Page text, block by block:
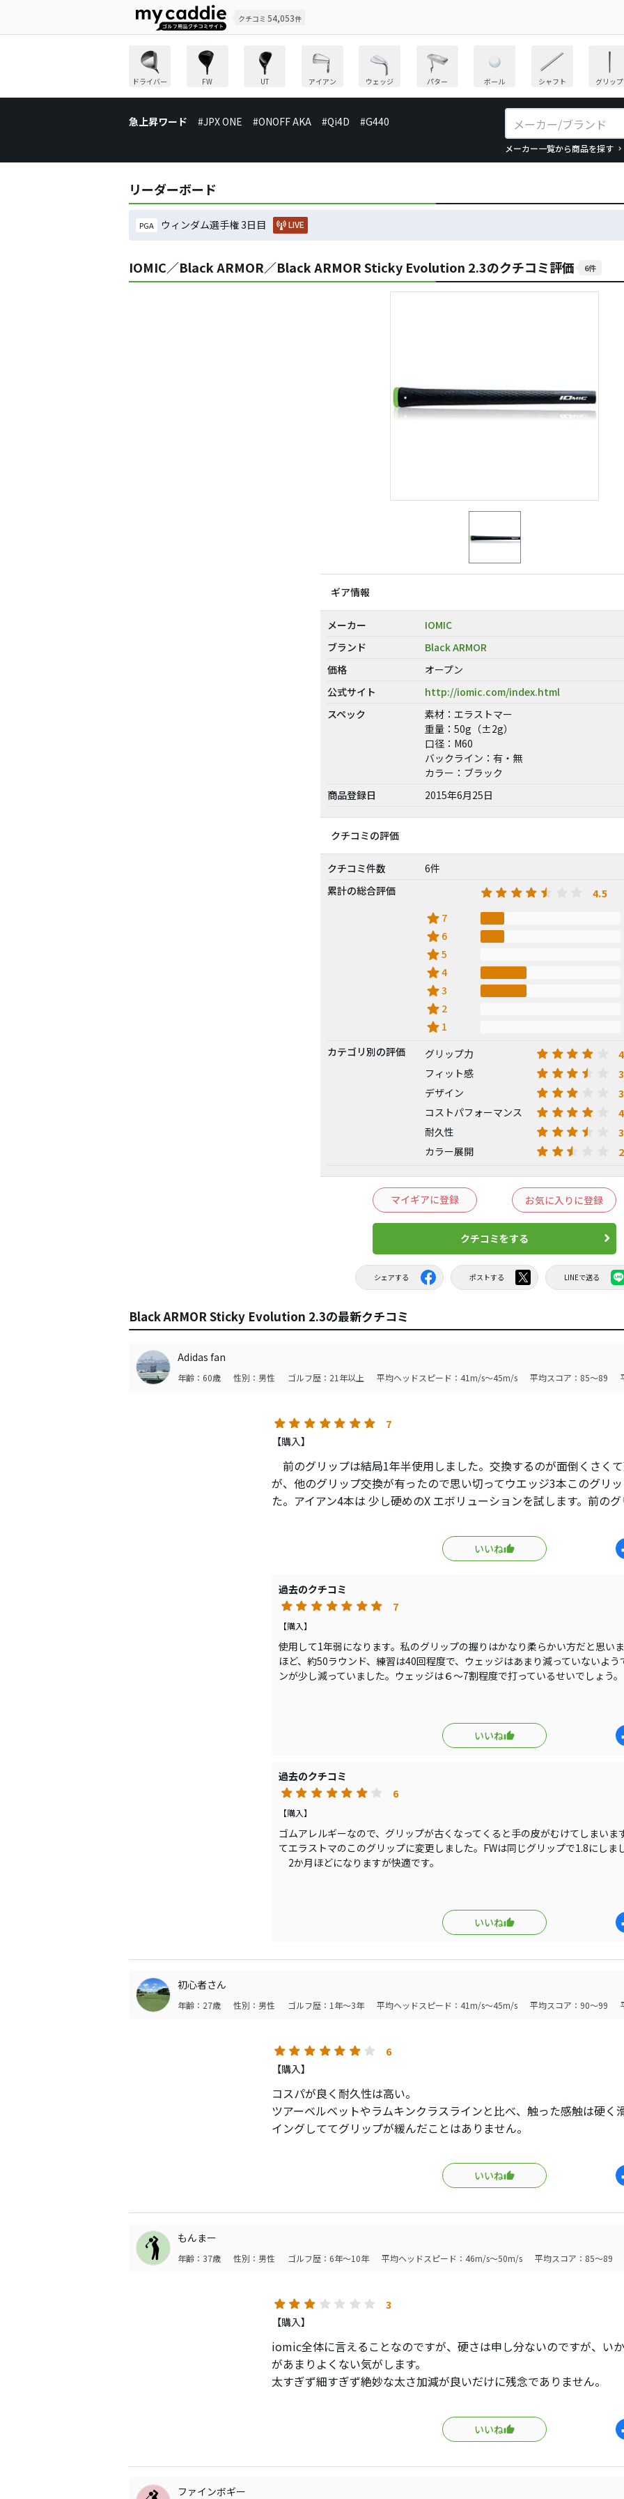
クチコミ 54,053件
ドライバー FW UT アイアン ウェッジ パター ボール シャフト グリップ
急上昇ワード #JPX ONE #ONOFF AKA #Qi4D #G440
メーカー一覧から商品を探す
リーダーボード
PGA ウィンダム選手権 3日目 LIVE
IOMIC／Black ARMOR／Black ARMOR Sticky Evolution 2.3のクチコミ評価 6件
ギア情報
メーカー
IOMIC
ブランド
Black ARMOR
価格
オープン
公式サイト
http://iomic.com/index.html
スペック
素材：エラストマー
重量：50g（±2g）
口径：M60
バックライン：有・無
カラー：ブラック
商品登録日
2015年6月25日
クチコミの評価
クチコミ件数
6件
累計の総合評価
4.5
star 7
star 6
star5
star4
star3
star 2
star 1
カテゴリ別の評価
グリップ力
フィット感
デザイン
コストパフォーマンス
耐久性
カラー展開
マイギアに登録 お気に入りに登録
クチコミをする
シェアする ポストする LINEで送る
Black ARMOR Sticky Evolution 2.3の最新クチコミ
Adidas fan
年齢：60歳 性別：男性 ゴルフ歴：21年以上 平均ヘッドスピード：41m/s～45m/s 平均スコア：85～89
7
【購入】
前のグリップは結局1年半使用しました。交換するのが面倒くさく
が、他のグリップ交換が有ったので思い切ってウエッジ3本このグリ
た。アイアン4本は 少し硬めのX エボリューションを試します。前の
ウンド以上＋月2回練習は使用したと思います。私のグリップがユル
持ってくれたと思います。耐久性満点です。その気になればもう半年
かもしれませんが、1年半も使っていると気持ち的に変えたくなりまし
雨の日でも信頼を持って握れます。
何よりもコストパフォーマンスが良くて、この値段ならこれからもア
でIOMICをずっと使い続けます。
ゴムアレルギーなので、これからもエラストマになりそうです。
いいね
過去のクチコミ
7
【購入】
使用して1年弱になります。私のグリップの握りはかなり柔らかい方だと思い
ほど、約50ラウンド、練習は40回程度で、ウェッジはあまり減っていないよう
ンが少し減っていました。ウェッジは６～7割程度で打っているせいでしょう。
どちらにしても年明けにはグリップ変更する予定です。ウェッジは同じこの
ンは少し硬めのX-evolutionにします。FWはSTM M-2にする予定です。毎年グ
値が上がっているのがきついですね。来年はトランプ政権になって円高に触れ
ます。1年に1度はグリップ替えたいですから。いいね
過去のクチコミ
6
【購入】
ゴムアレルギーなので、グリップが古くなってくると手の皮がむけてしまいま
てエラストマのこのグリップに変更しました。FWは同じグリップで1.8にしま
2か月ほどになりますが快適です。
エラストマは装着前には滑りそうな気がして心配になるのですが、実際に使
ありません。雨の日にも使用しましたがほぼ滑りませんでした。ただ、激しい
ないでSWでバンカー使用した時一度だけ滑りました。次からは濡れ方が激し
リップを拭いて使用してからは滑っていません。ちなみに私のグリップはユル
耐久性を語るほど長期間使用していませんが、他社のエラストマのグリップ
つことを期待しています。
相性の良い物と悪い物があるようです。うまく接着しないテープがあるので要
いいね
初心者さん
年齢：27歳 性別：男性 ゴルフ歴：1年～3年 平均ヘッドスピード：41m/s～45m/s 平均スコア：90～99
6
【購入】
コスパが良く耐久性は高い。
ツアーベルベットやラムキンクラスラインと比べ、触った感触は硬く
イングしててグリップが緩んだことはありません。
手汗多めな方や雨の日も使いたい方はiXX Cordをお勧めします。
気持ち太めなので、手首こねる人はいいかもしれません。
いいね
もんまー
年齢：37歳 性別：男性 ゴルフ歴：6年～10年 平均ヘッドスピード：46m/s～50m/s 平均スコア：85～89
3
【購入】
iomic全体に言えることなのですが、硬さは申し分ないのですが、い
があまりよくない気がします。
太すぎず細すぎず絶妙な太さ加減が良いだけに残念でありません。
いいね
ファインボギー